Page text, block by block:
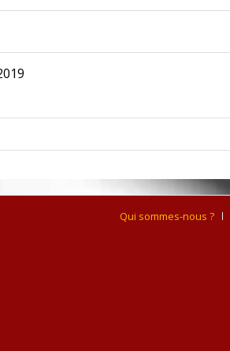
Qui sommes-nous ?